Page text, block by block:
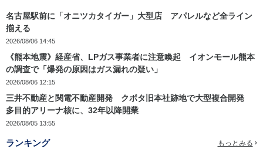
名古屋駅前に「オニツカタイガー」大型店 アパレルなど全ライン
揃える
2026/08/06 14:45
《熊本地震》経産省、LPガス事業者に注意喚起 イオンモール熊本
の調査で「爆発の原因はガス漏れの疑い」
2026/08/06 12:15
三井不動産と関電不動産開発 クボタ旧本社跡地で大型複合開発
多目的アリーナ核に、32年以降開業
2026/08/05 13:55
ランキング もっとみる